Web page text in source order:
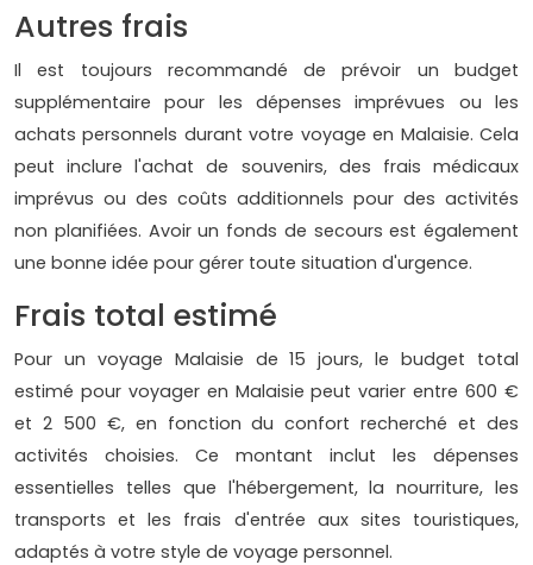
Autres frais
Il est toujours recommandé de prévoir un budget
supplémentaire pour les dépenses imprévues ou les
achats personnels durant votre voyage en Malaisie. Cela
peut inclure l'achat de souvenirs, des frais médicaux
imprévus ou des coûts additionnels pour des activités
non planifiées. Avoir un fonds de secours est également
une bonne idée pour gérer toute situation d'urgence.
Frais total estimé
Pour un voyage Malaisie de 15 jours, le budget total
estimé pour voyager en Malaisie peut varier entre 600 €
et 2 500 €, en fonction du confort recherché et des
activités choisies. Ce montant inclut les dépenses
essentielles telles que l'hébergement, la nourriture, les
transports et les frais d'entrée aux sites touristiques,
adaptés à votre style de voyage personnel.